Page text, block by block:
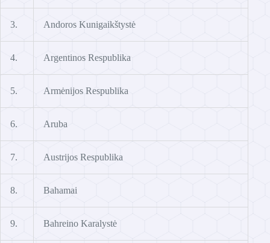
3. Andoros Kunigaikštystė
4. Argentinos Respublika
5. Armėnijos Respublika
6. Aruba
7. Austrijos Respublika
8. Bahamai
9. Bahreino Karalystė